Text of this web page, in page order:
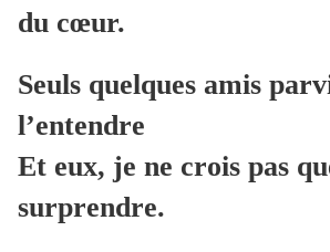
du cœur.
Seuls quelques amis
l’entendre
Et eux, je ne crois pas
surprendre.